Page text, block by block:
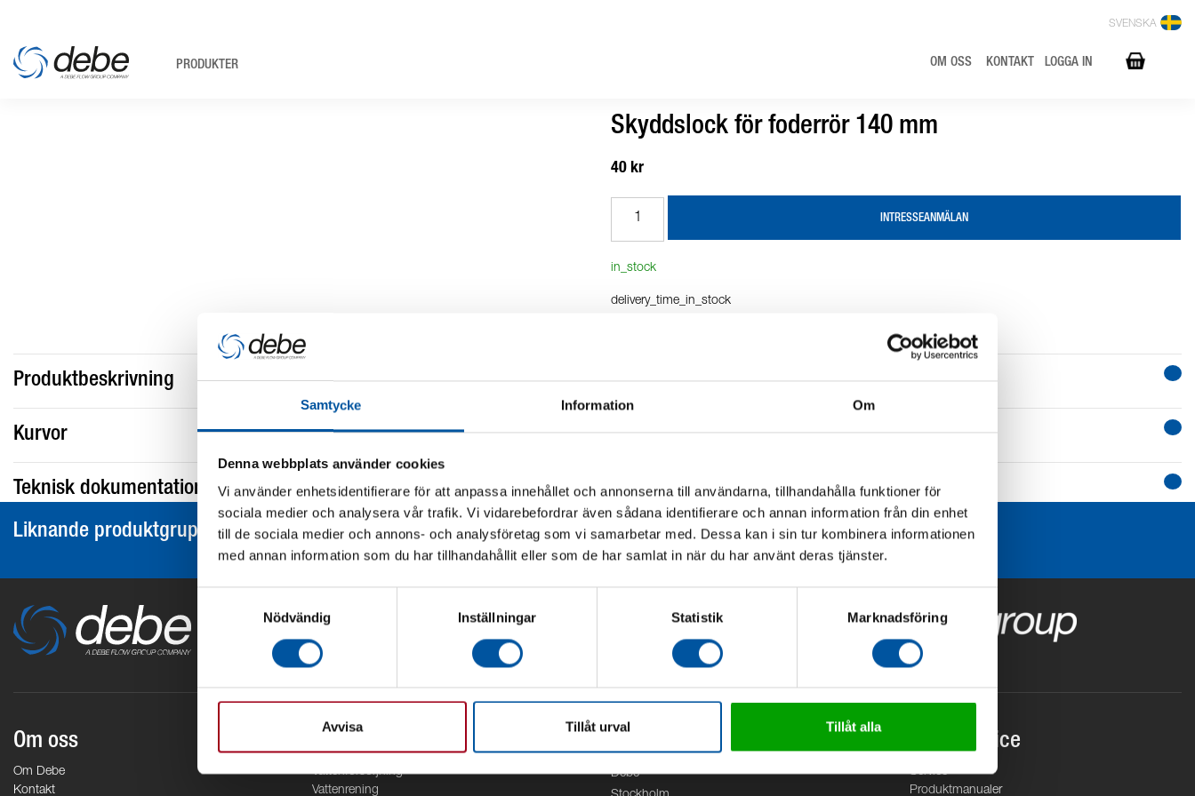
Samtycke Information Om
Denna webbplats använder cookies
Vi använder enhetsidentifierare för att anpassa innehållet och annonserna till användarna, tillhandahålla funktioner för
sociala medier och analysera vår trafik. Vi vidarebefordrar även sådana identifierare och annan information från din enhet
till de sociala medier och annons- och analysföretag som vi samarbetar med. Dessa kan i sin tur kombinera informationen
med annan information som du har tillhandahållit eller som de har samlat in när du har använt deras tjänster.
Nödvändig
Inställningar Statistik Marknadsföring
Avvisa Tillåt urval Tillåt alla
SVENSKA
PRODUKTER OM OSS KONTAKT LOGGA IN
Skyddslock för foderrör 140 mm
40 kr
INTRESSEANMÄLAN
in_stock
delivery_time_in_stock
Produktbeskrivning
Kurvor
Teknisk dokumentation
Liknande produktgrupper
Om oss
Om Debe
Kontakt
Vattenförsörjning
Vattenrening
Debe
Kundservice
Service
Produktmanualer